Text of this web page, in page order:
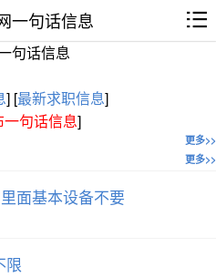
一句话信息
句话信息
] [最新求职信息]
句话信息]
更多>>
更多>>
面基本设备不要
限